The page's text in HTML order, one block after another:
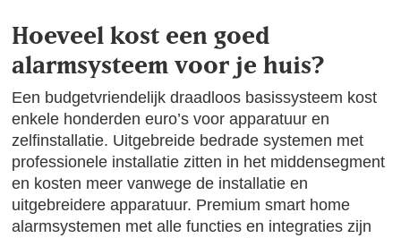
Hoeveel kost een goed
alarmsysteem voor je huis?
Een budgetvriendelijk draadloos basissysteem kost
enkele honderden euro’s voor apparatuur en
zelfinstallatie. Uitgebreide bedrade systemen met
professionele installatie zitten in het middensegment
en kosten meer vanwege de installatie en
uitgebreidere apparatuur. Premium smart home
alarmsystemen met alle functies en integraties zijn